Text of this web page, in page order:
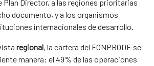
Plan Director, a las regiones prioritarias
documento, y a los organismos
internacionales de desarrollo.
regional, la cartera del FONPRODE se
manera: el 49% de las operaciones